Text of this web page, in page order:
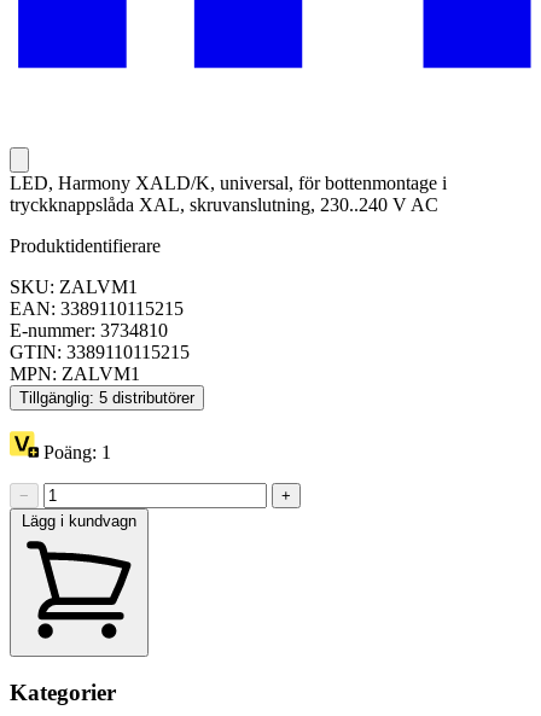
LED, Harmony XALD/K, universal, för bottenmontage i
tryckknappslåda XAL, skruvanslutning, 230..240 V AC
Produktidentifierare
SKU: ZALVM1
EAN: 3389110115215
E-nummer: 3734810
GTIN: 3389110115215
MPN: ZALVM1
Tillgänglig: 5 distributörer
Poäng: 1
−
+
Lägg i kundvagn
Kategorier